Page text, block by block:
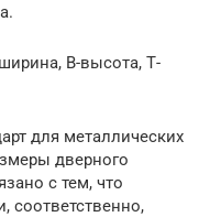
В-высота, Т-
для металлических
дверного
с тем, что
соответственно,